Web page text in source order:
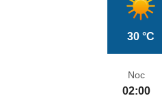
30 °C
Noc
02:00